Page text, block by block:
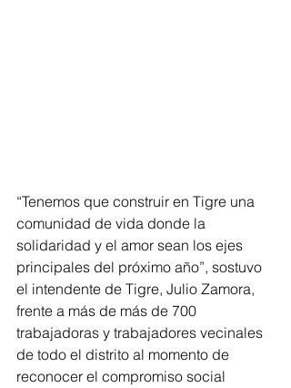
“Tenemos que construir en Tigre una
comunidad de vida donde la
solidaridad y el amor sean los ejes
principales del próximo año”, sostuvo
el intendente de Tigre, Julio Zamora,
frente a más de más de 700
trabajadoras y trabajadores vecinales
de todo el distrito al momento de
reconocer el compromiso social